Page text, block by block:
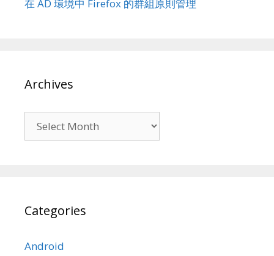
在 AD 環境中 Firefox 的群組原則管理
Archives
Categories
Android